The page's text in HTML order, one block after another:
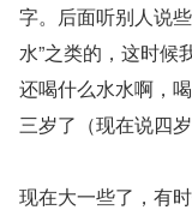
字。后面听别人说
水”之类的，这时候
还喝什么水水啊，
三岁了（现在说四
现在大一些了，有